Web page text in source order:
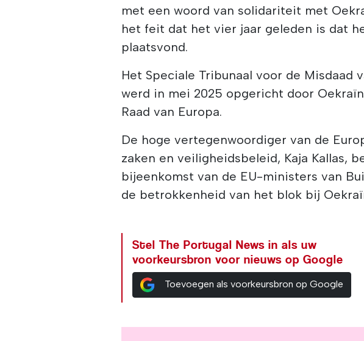
met een woord van solidariteit met
het feit dat het vier jaar geleden is dat
plaatsvond.
Het Speciale Tribunaal voor de Misdaad
werd in mei 2025 opgericht door
Raad van Europa.
De hoge vertegenwoordiger van de
zaken en veiligheidsbeleid, Kaja Kallas,
bijeenkomst van de EU-ministers van
de betrokkenheid van het blok bij
Stel The Portugal News in als uw
voorkeursbron voor nieuws op Google
Toevoegen als voorkeursbron op Google